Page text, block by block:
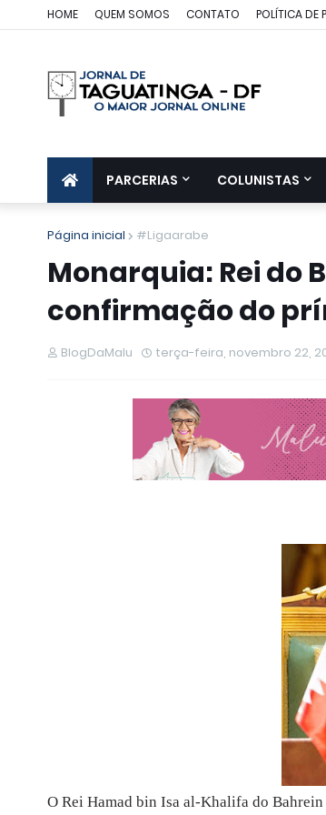
HOME QUEM SOMOS CONTATO POLÍTICA DE
PARCERIAS COLUNISTAS
Página inicial #Ligaarabe
Monarquia: Rei do
confirmação do
BlogDaMalu terça-feira, novembro 22,
O Rei Hamad bin Isa al-Khalifa do